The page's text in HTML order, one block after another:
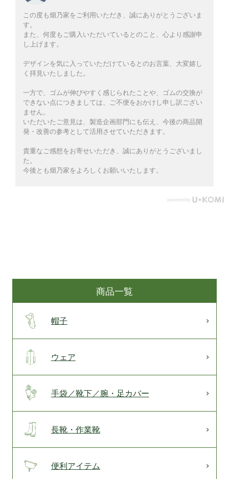
この度も畑乃家をご利用いただき、誠にありがとうございま
す。
また、何度もご購入いただいているとのこと、心より感謝申
し上げます。
デザインを気に入っていただけているとのお言葉、大変嬉し
く拝見いたしました。
一方で、ゴムが伸びやすく感じられたことや、ゴムの交換が
できない点につきましては、ご不便をおかけし申し訳ござい
ません。
いただいたご意見は、製造企画部門にも伝え、今後の商品開
発・改善の参考として活用させていただきます。
貴重なご感想をお寄せいただき、誠にありがとうございまし
た。
今後とも畑乃家をよろしくお願いいたします。
商品一覧
帽子
ウェア
手袋／靴下／腕・足カバー
長靴・作業靴
便利アイテム